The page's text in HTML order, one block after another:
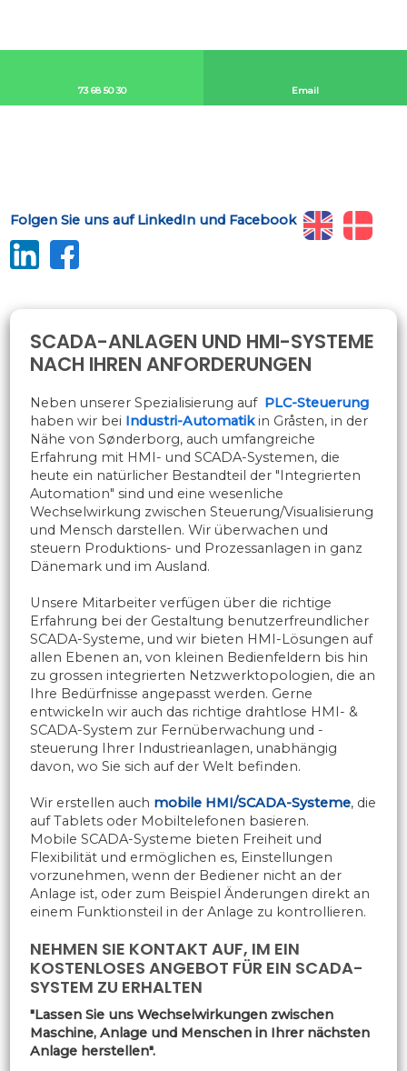
73 68 50 30​ Email​
​Folgen Sie uns auf LinkedIn und Facebook ​
SCADA-ANLAGEN UND HMI-SYSTEME
NACH IHREN ANFORDERUNGEN
Neben unserer Spezialisierung auf PLC-Steuerung
haben wir bei Industri-Automatik in Gråsten, in der
Nähe von Sønderborg, auch umfangreiche
Erfahrung mit HMI- und SCADA-Systemen, die
heute ein natürlicher Bestandteil der "Integrierten
Automation" sind und eine wesenliche
Wechselwirkung zwischen Steuerung/Visualisierung
und Mensch darstellen. Wir überwachen und
steuern Produktions- und Prozessanlagen in ganz
Dänemark und im Ausland.
​Unsere Mitarbeiter verfügen über die richtige
Erfahrung bei der Gestaltung benutzerfreundlicher
SCADA-Systeme, und wir bieten HMI-Lösungen auf
allen Ebenen an, von kleinen Bedienfeldern bis hin
zu grossen integrierten Netzwerktopologien, die an
Ihre Bedürfnisse angepasst werden. Gerne
entwickeln wir auch das richtige drahtlose HMI- &
SCADA-System zur Fernüberwachung und -
steuerung Ihrer Industrieanlagen, unabhängig
davon, wo Sie sich auf der Welt befinden.
Wir erstellen auch mobile HMI/SCADA-Systeme, die
auf Tablets oder Mobiltelefonen basieren.
Mobile SCADA-Systeme bieten Freiheit und
Flexibilität und ermöglichen es, Einstellungen
vorzunehmen, wenn der Bediener nicht an der
Anlage ist, oder zum Beispiel Änderungen direkt an
einem Funktionsteil in der Anlage zu kontrollieren.
NEHMEN SIE KONTAKT AUF, IM EIN
KOSTENLOSES ANGEBOT FÜR EIN SCADA-
SYSTEM ZU ERHALTEN
"Lassen Sie uns Wechselwirkungen zwischen
Maschine, Anlage und Menschen in Ihrer nächsten
Anlage herstellen".